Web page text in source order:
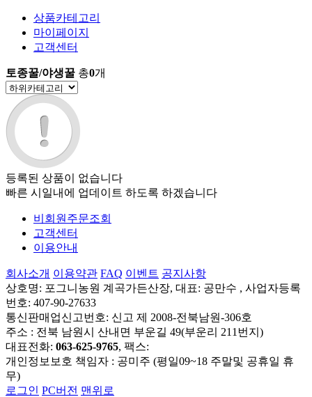
상품카테고리
마이페이지
고객센터
토종꿀/야생꿀 총0개
등록된 상품이 없습니다
빠른 시일내에 업데이트 하도록 하겠습니다
비회원주문조회
고객센터
이용안내
회사소개 이용약관 FAQ 이벤트 공지사항
상호명: 포그니농원 계곡가든산장, 대표: 공만수 , 사업자등록
번호: 407-90-27633
통신판매업신고번호: 신고 제 2008-전북남원-306호
주소 : 전북 남원시 산내면 부운길 49(부운리 211번지)
대표전화: 063-625-9765, 팩스:
개인정보보호 책임자 : 공미주 (평일09~18 주말및 공휴일 휴
무)
로그인 PC버전 맨위로